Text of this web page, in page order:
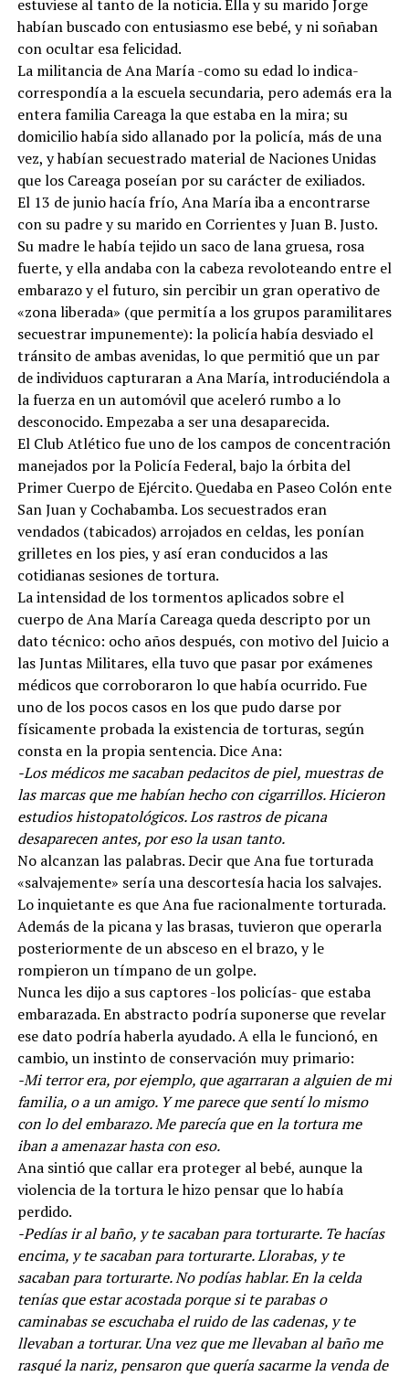
estuviese al tanto de la noticia. Ella y su marido Jorge
habían buscado con entusiasmo ese bebé, y ni soñaban
con ocultar esa felicidad.
La militancia de Ana María -como su edad lo indica-
correspondía a la escuela secundaria, pero además era la
entera familia Careaga la que estaba en la mira; su
domicilio había sido allanado por la policía, más de una
vez, y habían secuestrado material de Naciones Unidas
que los Careaga poseían por su carácter de exiliados.
El 13 de junio hacía frío, Ana María iba a encontrarse
con su padre y su marido en Corrientes y Juan B. Justo.
Su madre le había tejido un saco de lana gruesa, rosa
fuerte, y ella andaba con la cabeza revoloteando entre el
embarazo y el futuro, sin percibir un gran operativo de
«zona liberada» (que permitía a los grupos paramilitares
secuestrar impunemente): la policía había desviado el
tránsito de ambas avenidas, lo que permitió que un par
de individuos capturaran a Ana María, introduciéndola a
la fuerza en un automóvil que aceleró rumbo a lo
desconocido. Empezaba a ser una desaparecida.
El Club Atlético fue uno de los campos de concentración
manejados por la Policía Federal, bajo la órbita del
Primer Cuerpo de Ejército. Quedaba en Paseo Colón ente
San Juan y Cochabamba. Los secuestrados eran
vendados (tabicados) arrojados en celdas, les ponían
grilletes en los pies, y así eran conducidos a las
cotidianas sesiones de tortura.
La intensidad de los tormentos aplicados sobre el
cuerpo de Ana María Careaga queda descripto por un
dato técnico: ocho años después, con motivo del Juicio a
las Juntas Militares, ella tuvo que pasar por exámenes
médicos que corroboraron lo que había ocurrido. Fue
uno de los pocos casos en los que pudo darse por
físicamente probada la existencia de torturas, según
consta en la propia sentencia. Dice Ana:
-Los médicos me sacaban pedacitos de piel, muestras de
las marcas que me habían hecho con cigarrillos. Hicieron
estudios histopatológicos. Los rastros de picana
desaparecen antes, por eso la usan tanto.
No alcanzan las palabras. Decir que Ana fue torturada
«salvajemente» sería una descortesía hacia los salvajes.
Lo inquietante es que Ana fue racionalmente torturada.
Además de la picana y las brasas, tuvieron que operarla
posteriormente de un absceso en el brazo, y le
rompieron un tímpano de un golpe.
Nunca les dijo a sus captores -los policías- que estaba
embarazada. En abstracto podría suponerse que revelar
ese dato podría haberla ayudado. A ella le funcionó, en
cambio, un instinto de conservación muy primario:
-Mi terror era, por ejemplo, que agarraran a alguien de mi
familia, o a un amigo. Y me parece que sentí lo mismo
con lo del embarazo. Me parecía que en la tortura me
iban a amenazar hasta con eso.
Ana sintió que callar era proteger al bebé, aunque la
violencia de la tortura le hizo pensar que lo había
perdido.
-Pedías ir al baño, y te sacaban para torturarte. Te hacías
encima, y te sacaban para torturarte. Llorabas, y te
sacaban para torturarte. No podías hablar. En la celda
tenías que estar acostada porque si te parabas o
caminabas se escuchaba el ruido de las cadenas, y te
llevaban a torturar. Una vez que me llevaban al baño me
rasqué la nariz, pensaron que quería sacarme la venda de